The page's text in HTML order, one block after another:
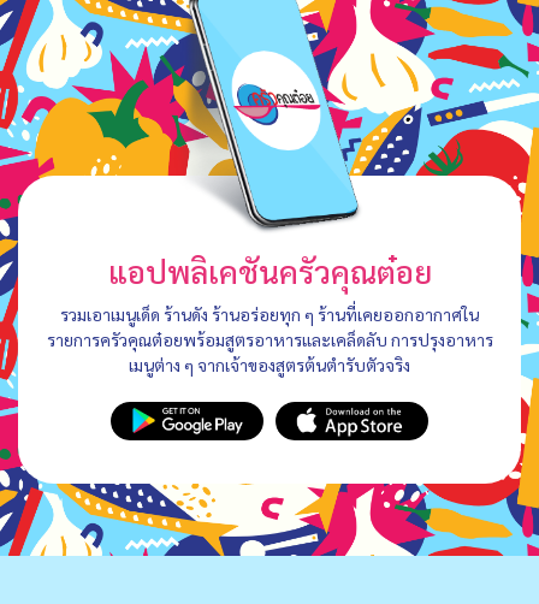
แอปพลิเคชันครัวคุณต๋อย
รวมเอาเมนูเด็ด ร้านดัง ร้านอร่อยทุก ๆ ร้านที่เคยออกอากาศใน
รายการครัวคุณต๋อยพร้อมสูตรอาหารและเคล็ดลับ การปรุงอาหาร
เมนูต่าง ๆ จากเจ้าของสูตรต้นตำรับตัวจริง